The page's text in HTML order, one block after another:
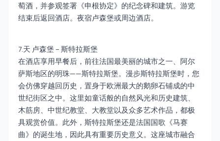
萄酒，并参观签署《申根协定》的纪念碑和建筑。游览
结束后返回酒店。夜宿卢森堡或周边酒店。
7.天 卢森堡 – 斯特拉斯堡
在酒店享用早餐后，前往法国最美丽的城市之一、阿尔
萨斯地区的明珠——斯特拉斯堡。漫步斯特拉斯堡时，您
会仿佛穿越回历史，置身于欧洲最大的鹅卵石铺成的中
世纪街区之中。这里如童话般的自然风光和历史建筑、
木筋房、中世纪教堂、大教堂以及众多艺术作品，都极
具观赏价值。此外，斯特拉斯堡还是法国国歌《马赛
曲》的诞生地，因此具有重要历史意义。这座城市融合